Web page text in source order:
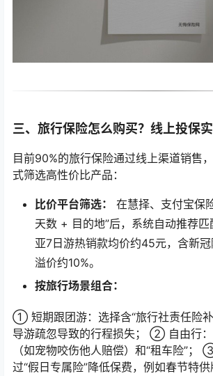
三、旅行保险怎么购买？线上投保
目前90%的旅行保险通过线上渠道销售
式筛选高性价比产品：
比价平台筛选：
在慧择、支付宝保
天数 + 目的地”后，系统自动推荐
亚7日游热销款均价约45元，含新
溢价约10%。
按旅行场景组合：
① 短期跟团游：选择含“旅行社责任险
导游疏忽导致的行程损失； ② 自由行：
（如宠物咬伤他人赔偿）和“租车险”
过“假日专属险”降低保费，例如春节特